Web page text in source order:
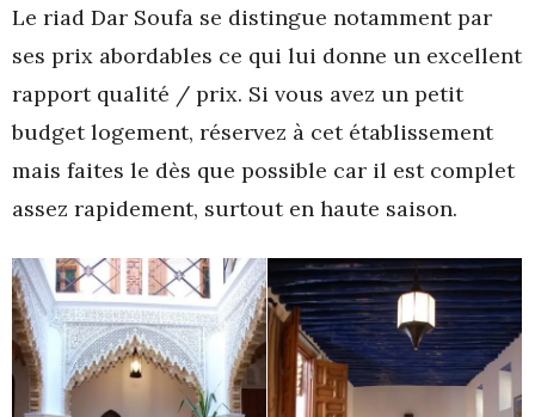
Le riad Dar Soufa se distingue notamment par
ses prix abordables ce qui lui donne un excellent
rapport qualité / prix. Si vous avez un petit
budget logement, réservez à cet établissement
mais faites le dès que possible car il est complet
assez rapidement, surtout en haute saison.